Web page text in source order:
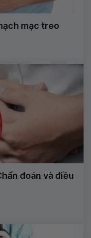
mạc treo
đoán và điều